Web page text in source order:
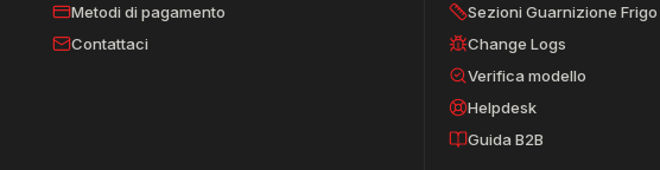
Metodi di pagamento
Contattaci
Sezioni Guarnizione Frigo
Change Logs
Verifica modello
Helpdesk
Guida B2B